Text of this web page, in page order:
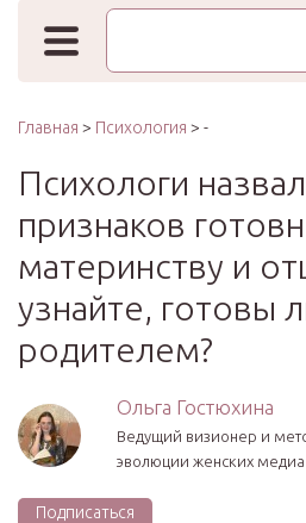
Поиск по сайту
Главная > Психология > -
Психологи
признаков
материнству и
узнайте, готовы
родителем?
Ольга Гостюхина
Ведущий визионер и
эволюции женских медиа
Подписаться